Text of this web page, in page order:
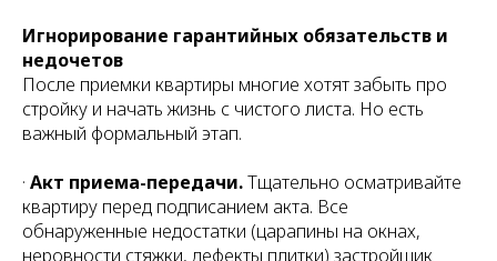
Игнорирование гарантийных обязательств и
недочетов
После приемки квартиры многие хотят забыть про
стройку и начать жизнь с чистого листа. Но есть
важный формальный этап.
· Акт приема-передачи.Тщательно осматривайте
квартиру перед подписанием акта. Все
обнаруженные недостатки (царапины на окнах,
неровности стяжки, дефекты плитки) застройщик